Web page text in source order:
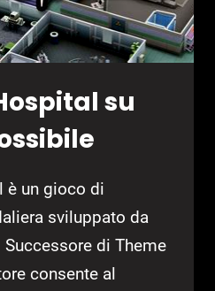
su
è un gioco di
sviluppato da
di Theme
consente al